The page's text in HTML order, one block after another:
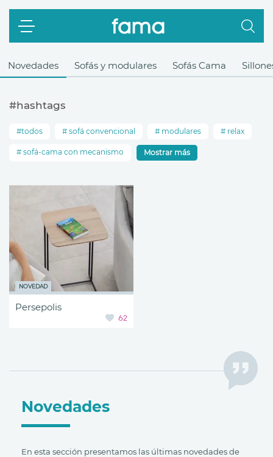
Novedades Sofás y modulares Sofás Cama
Novedades
En esta sección presentamos las últimas novedades de
#hashtags
todos sofá convencional modulares relax
sofá-cama con mecanismo Mostrar más
NOVEDAD
Persepolis
62